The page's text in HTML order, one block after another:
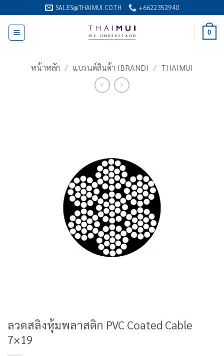
ไป
เนื้อหา
SALES@THAIMUI.CO.TH +6622352940
0
หน้าหลัก / แบรนด์สินค้า (BRAND) / THAIMUI
ลวดสลิงหุ้มพลาสติก PVC Coated Cable
7×19